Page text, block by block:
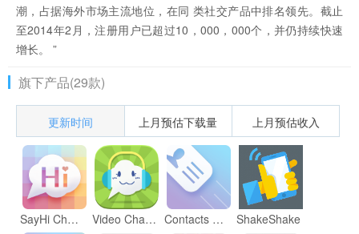
潮，占据海外市场主流地位，在同 类社交产品中排名领先。截止
至2014年2月，注册用户已超过10，000，000个，并仍持续快速
增长。 ”
旗下产品(29款)
更新时间 上月预估下载量 上月预估收入
SayHi Chat - Meet New People Video Chat for SayHi Contacts Finder Plugin ShakeShake